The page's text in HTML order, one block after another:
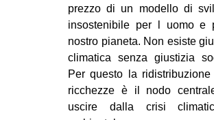
prezzo di un modello di
insostenibile per l uomo e
nostro pianeta. Non esiste
climatica senza giustizia
Per questo la
ricchezze è il nodo
uscire dalla crisi